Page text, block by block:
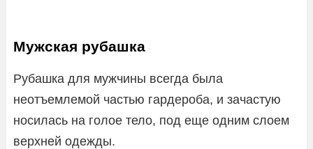
Мужская рубашка
Рубашка для мужчины всегда была
неотъемлемой частью гардероба, и зачастую
носилась на голое тело, под еще одним слоем
верхней одежды.